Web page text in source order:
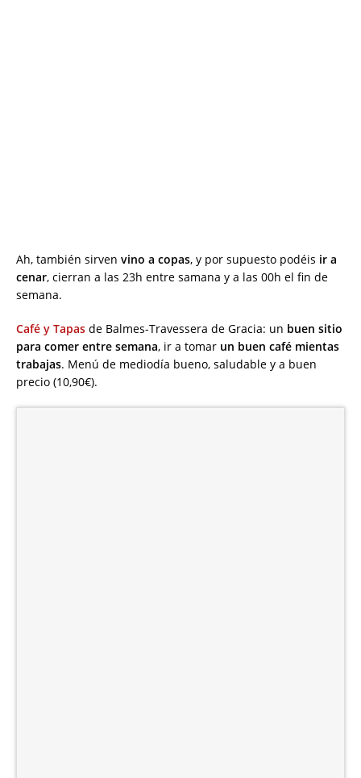
Ah, también sirven vino a copas, y por supuesto podéis ir a
cenar, cierran a las 23h entre samana y a las 00h el fin de
semana.
Café y Tapas de Balmes-Travessera de Gracia: un buen sitio
para comer entre semana, ir a tomar un buen café mientas
trabajas. Menú de mediodía bueno, saludable y a buen
precio (10,90€).